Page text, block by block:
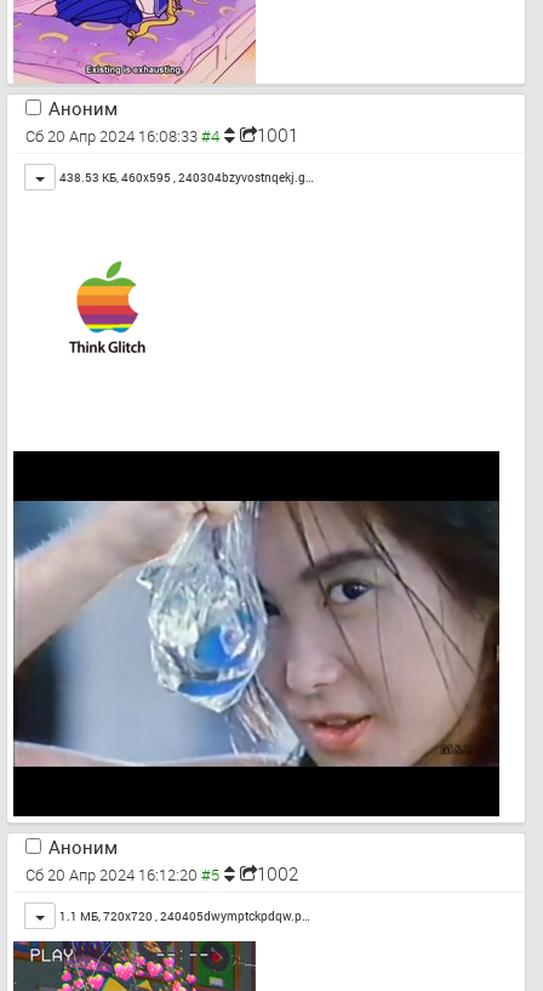
Аноним
Сб 20 Апр 2024 16:08:33 1001
Toggle
438.53 КБ, 460x595 ,240304bzyvostnqekj.g…
Аноним
Сб 20 Апр 2024 16:12:20 1002
Toggle
1.1 МБ, 720x720 ,240405dwymptckpdqw.p…